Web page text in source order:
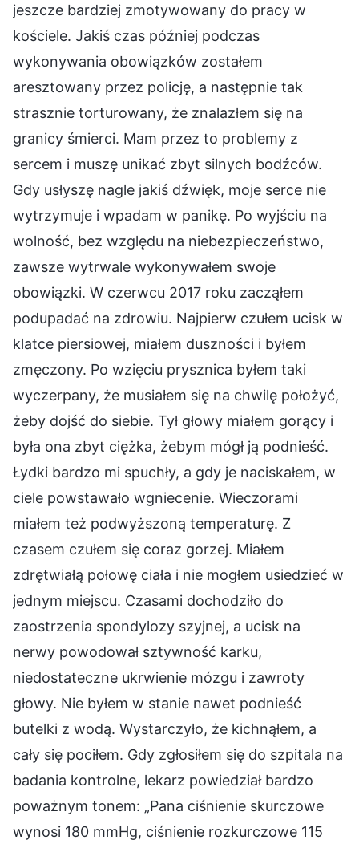
jeszcze bardziej zmotywowany do pracy w
kościele. Jakiś czas później podczas
wykonywania obowiązków zostałem
aresztowany przez policję, a następnie tak
strasznie torturowany, że znalazłem się na
granicy śmierci. Mam przez to problemy z
sercem i muszę unikać zbyt silnych bodźców.
Gdy usłyszę nagle jakiś dźwięk, moje serce nie
wytrzymuje i wpadam w panikę. Po wyjściu na
wolność, bez względu na niebezpieczeństwo,
zawsze wytrwale wykonywałem swoje
obowiązki. W czerwcu 2017 roku zacząłem
podupadać na zdrowiu. Najpierw czułem ucisk w
klatce piersiowej, miałem duszności i byłem
zmęczony. Po wzięciu prysznica byłem taki
wyczerpany, że musiałem się na chwilę położyć,
żeby dojść do siebie. Tył głowy miałem gorący i
była ona zbyt ciężka, żebym mógł ją podnieść.
Łydki bardzo mi spuchły, a gdy je naciskałem, w
ciele powstawało wgniecenie. Wieczorami
miałem też podwyższoną temperaturę. Z
czasem czułem się coraz gorzej. Miałem
zdrętwiałą połowę ciała i nie mogłem usiedzieć w
jednym miejscu. Czasami dochodziło do
zaostrzenia spondylozy szyjnej, a ucisk na
nerwy powodował sztywność karku,
niedostateczne ukrwienie mózgu i zawroty
głowy. Nie byłem w stanie nawet podnieść
butelki z wodą. Wystarczyło, że kichnąłem, a
cały się pociłem. Gdy zgłosiłem się do szpitala na
badania kontrolne, lekarz powiedział bardzo
poważnym tonem: „Pana ciśnienie skurczowe
wynosi 180 mmHg, ciśnienie rozkurczowe 115